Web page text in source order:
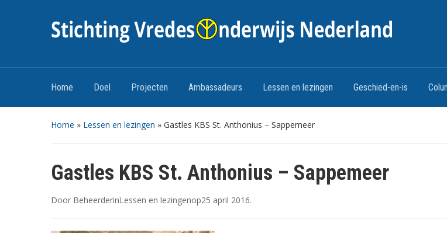
Home Doel Projecten Ambassadeurs Lessen en lezingen Geschied-en-is
Home » Lessen en lezingen » Gastles KBS St. Anthonius – Sappemeer
Gastles KBS St. Anthonius – Sappemeer
Door BeheerderinLessen en lezingenop25 april 2016.